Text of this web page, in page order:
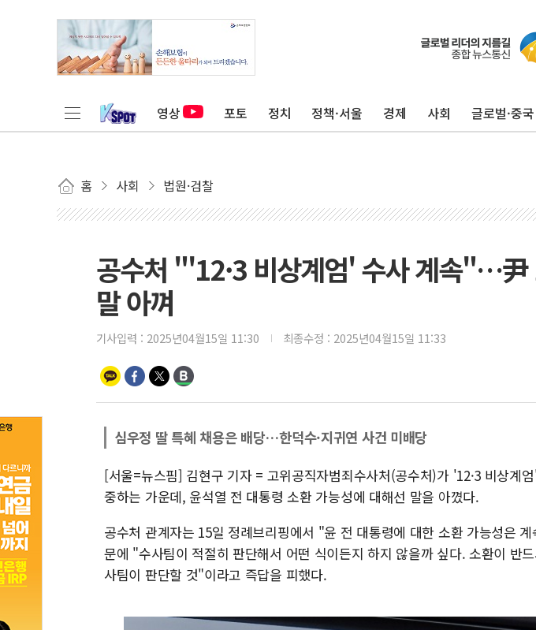
영상 포토 정치 정책·서울 경제 사회 글로벌·중국
홈 사회 법원·검찰
공수처 "'12·3 비상계엄' 수사 계속"…尹
말 아껴
기사입력 : 2025년04월15일 11:30 최종수정 : 2025년04월15일 11:33
심우정 딸 특혜 채용은 배당…한덕수·지귀연 사건 미배당
[서울=뉴스핌] 김현구 기자 = 고위공직자범죄수사처(공수처)가 '12·3 비상계
중하는 가운데, 윤석열 전 대통령 소환 가능성에 대해선 말을 아꼈다.
공수처 관계자는 15일 정례브리핑에서 "윤 전 대통령에 대한 소환 가능성은
문에 "수사팀이 적절히 판단해서 어떤 식이든지 하지 않을까 싶다. 소환이 반
사팀이 판단할 것"이라고 즉답을 피했다.